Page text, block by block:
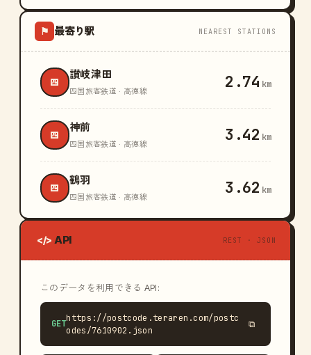
⚑ 最寄り駅 NEAREST STATIONS
四
讃岐津田
四国旅客鉄道 · 高徳線 2.74 km
四
神前
四国旅客鉄道 · 高徳線 3.42 km
四
鶴羽
四国旅客鉄道 · 高徳線 3.62 km
</> API REST · JSON
このデータを利用できる API:
GET
https://postcode.teraren.com/postc
odes/7610902.json
⧉